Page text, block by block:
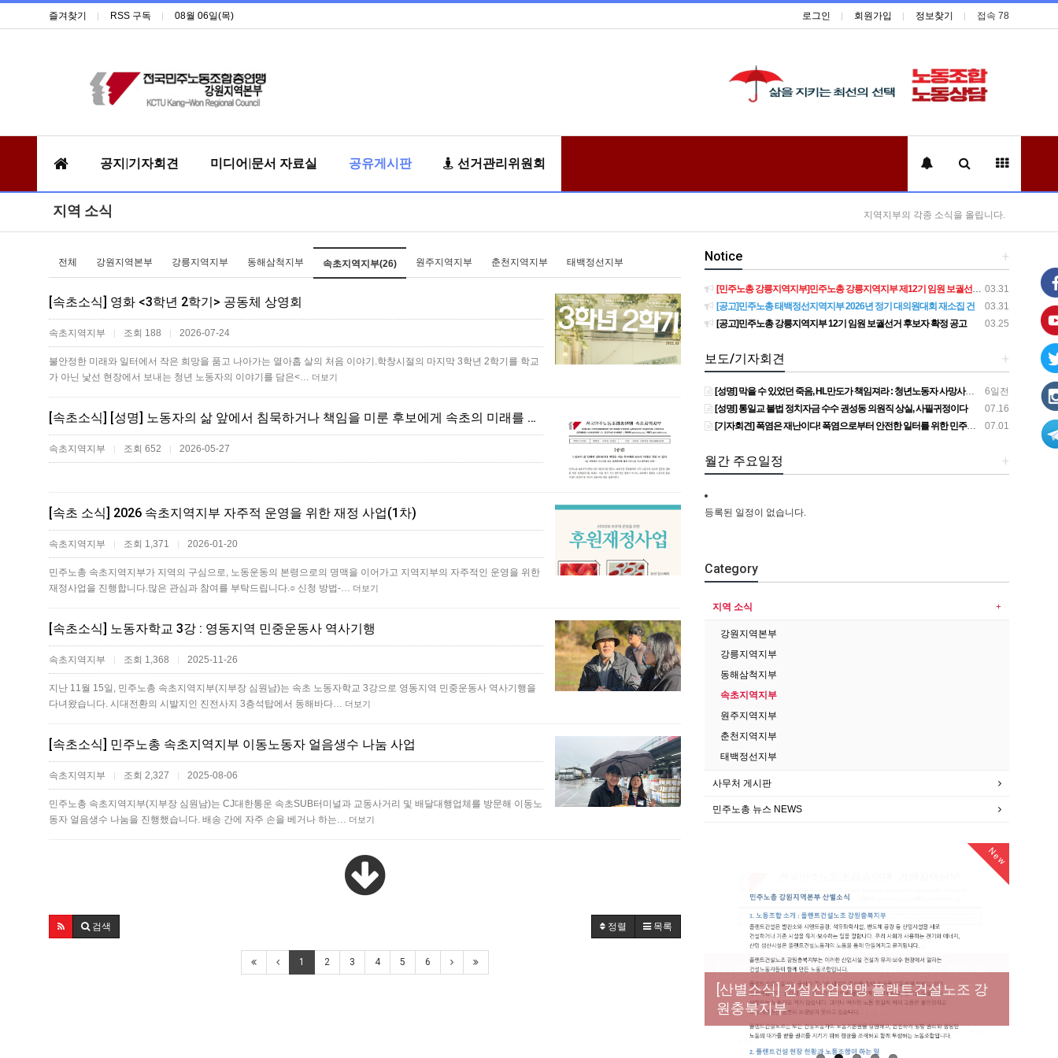
즐겨찾기 RSS 구독 08월 06일(목) 로그인 회원가입 정보찾기 접속 78
공지|기자회견 미디어|문서 자료실 공유게시판 선거관리위원회
지역 소식 지역지부의 각종 소식을 올립니다.
전체 강원지역본부 강릉지역지부 동해삼척지부 속초지역지부(26) 원주지역지부 춘천지역지부 태백정선지부
[속초소식] 영화 <3학년 2학기> 공동체 상영회
속초지역지부 | 조회 188 | 2026-07-24
불안정한 미래와 일터에서 작은 희망을 품고 나아가는 열아홉 살의 처음 이야기.학창시절의 마지막 3학년 2학기를 학교
가 아닌 낯선 현장에서 보내는 청년 노동자의 이야기를 담은<… 더보기
[속초소식] [성명] 노동자의 삶 앞에서 침묵하거나 책임을 미룬 후보에게 속초의 미래를 맡길 수 없다 - 6.3 지방선거 속초시장 후보 정책질의에 대한 민주노총 속초지역지부 입…
속초지역지부 | 조회 652 | 2026-05-27
[속초 소식] 2026 속초지역지부 자주적 운영을 위한 재정 사업(1차)
속초지역지부 | 조회 1,371 | 2026-01-20
민주노총 속초지역지부가 지역의 구심으로, 노동운동의 본령으로의 명맥을 이어가고 지역지부의 자주적인 운영을 위한
재정사업을 진행합니다.많은 관심과 참여를 부탁드립니다.○ 신청 방법-… 더보기
[속초소식] 노동자학교 3강 : 영동지역 민중운동사 역사기행
속초지역지부 | 조회 1,368 | 2025-11-26
지난 11월 15일, 민주노총 속초지역지부(지부장 심원남)는 속초 노동자학교 3강으로 영동지역 민중운동사 역사기행을
다녀왔습니다. 시대전환의 시발지인 진전사지 3층석탑에서 동해바다… 더보기
[속초소식] 민주노총 속초지역지부 이동노동자 얼음생수 나눔 사업
속초지역지부 | 조회 2,327 | 2025-08-06
민주노총 속초지역지부(지부장 심원남)는 CJ대한통운 속초SUB터미널과 교동사거리 및 배달대행업체를 방문해 이동노
동자 얼음생수 나눔을 진행했습니다. 배송 간에 자주 손을 베거나 하는… 더보기
정렬 목록
검색
1 2 3 4 5 6
+
Notice
03.31
[민주노총 강릉지역지부]민주노총 강릉지역지부 제12기 임원 보궐선거결과 공고
03.31
[공고]민주노총 태백정선지역지부 2026년 정기 대의원대회 재소집 건
03.25
[공고]민주노총 강릉지역지부 12기 임원 보궐선거 후보자 확정 공고
+
보도/기자회견
6일전
[성명] 막을 수 있었던 죽음, HL만도가 책임져라 : 청년노동자 사망사고의 철저한 진상규명과 재발방지 대책 마련하라
07.16
[성명] 통일교 불법 정치자금 수수 권성동 의원직 상실, 사필귀정이다
07.01
[기자회견] 폭염은 재난이다! 폭염으로부터 안전한 일터를 위한 민주노총 강원지역본부 폭염감시단 선포 기자회견
+
월간 주요일정
등록된 일정이 없습니다.
Category
지역 소식
강원지역본부
강릉지역지부
동해삼척지부
속초지역지부
원주지역지부
춘천지역지부
태백정선지부
사무처 게시판
민주노총 뉴스 NEWS
New
[성명] 막을 수 있었던 죽음, HL만도가 책임져
라 : 청년노동자 사망사고의 철저한 진상규명
과 재발방지 대책 마련하라
New
[산별소식] 건설산업연맹 플랜트건설노조 강
원충북지부
New
[강릉,속초,원주,춘천] 폭염감시단 사업 이모저
모
New
[조합원☆인터뷰] 서비스연맹 전국학교비정
규직노동조합 강원지부 김유미 춘천지회장
[본부소식] 강원지역 노동자 합창단 모임